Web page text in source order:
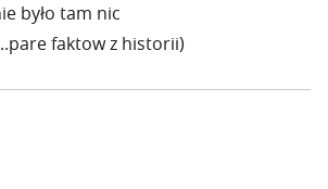
było tam nic
faktow z historii)